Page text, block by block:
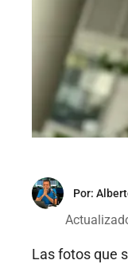
Por:
Las fotos que